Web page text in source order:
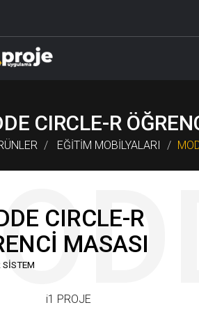
CIRCLE-R
EĞİTİM MOBİLYALARI
CIRCLE-R
MASASI
SİSTEM
i1 PROJE